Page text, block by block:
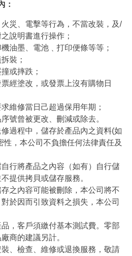
：
災、電擊等行為，不當改裝，及/
說明書進行操作；
油墨、電池﹑打印便條等等；
裝；
或摔跌；
經塗改，或發票上沒有購物日
維修當日己超過保用年期；
號曾被更改、刪減或除去。
過程中，儲存於產品內之資料(如
性，本公司不負擔任何法律責任及
行將產品之內容（如有）自行儲
提供拷貝或儲存服務。
之內容可能被刪除，本公司將不
於因而引致資料之損失，本公司
，客戶須繳付基本測試費。零部
商的建議另計。
、檢查、維修或退換服務，敬請